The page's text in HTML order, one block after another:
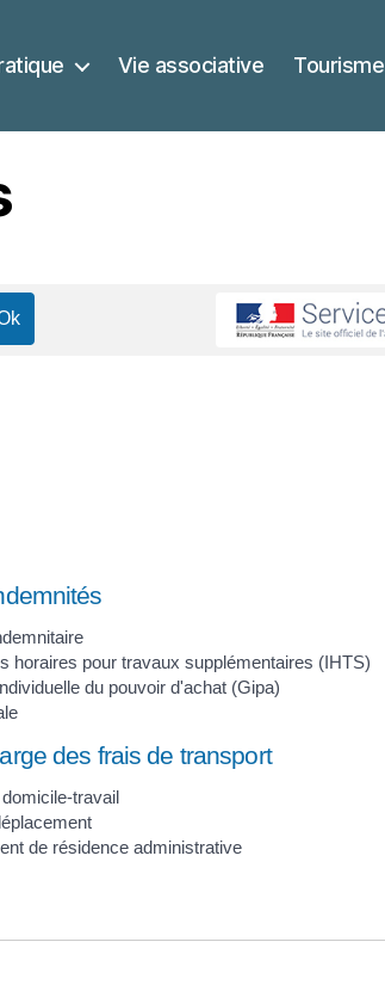
Vie associative Tourisme
horaires pour travaux supplémentaires (IHTS)
du pouvoir d'achat (Gipa)
des frais de transport
travail
de résidence administrative